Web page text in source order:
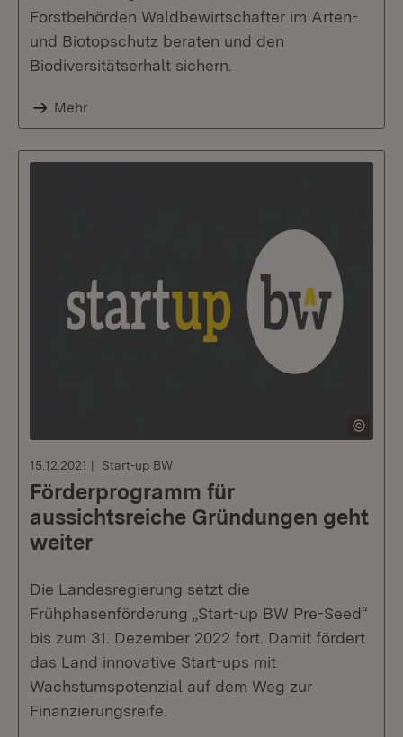
Forstbehörden Waldbewirtschafter im Arten-
und Biotopschutz beraten und den
Biodiversitätserhalt sichern.
Mehr
15.12.2021 Start-up BW
Förderprogramm für
aussichtsreiche Gründungen geht
weiter
Die Landesregierung setzt die
Frühphasenförderung „Start-up BW Pre-Seed“
bis zum 31. Dezember 2022 fort. Damit fördert
das Land innovative Start-ups mit
Wachstumspotenzial auf dem Weg zur
Finanzierungsreife.